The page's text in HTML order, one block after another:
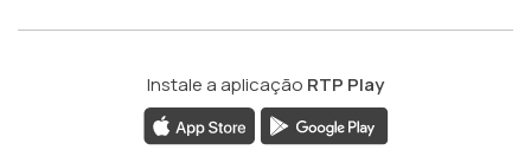
Instale a aplicação RTP Play